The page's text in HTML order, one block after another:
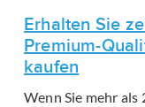
Erhalten Sie
Premium-
kaufen
Wenn Sie mehr als